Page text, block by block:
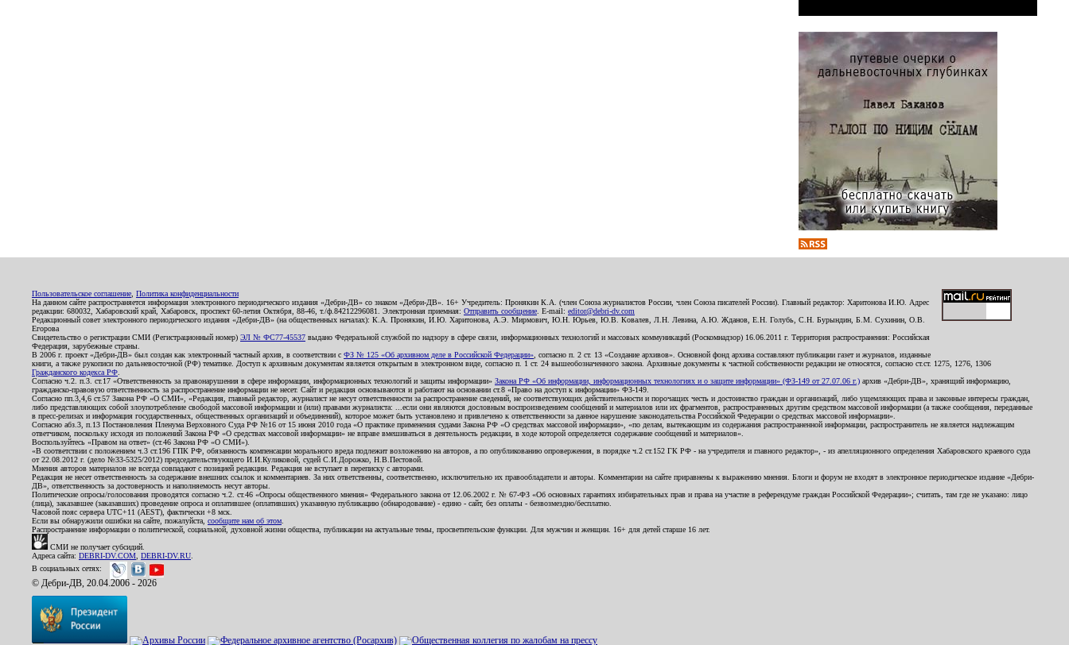
Пользовательское соглашение Политика конфиденциальности
На данном сайте распространяется информация электронного периодического издания «Дебри-ДВ» со знаком «Дебри-ДВ». 16+ Учредитель: Пронякин К.А. (член Союза журналистов России, член Союза писателей России). Главный редактор: Харитонова И.Ю. Адрес
редакции: 680032, Хабаровский край, Хабаровск, проспект 60-летия Октября, 88-46, т./ф.84212296081. Электронная приемная: Отправить сообщение . E-mail: editor@debri-dv.com
Редакционный совет электронного периодического издания «Дебри-ДВ» (на общественных началах): К.А. Пронякин, И.Ю. Харитонова, А.Э. Мирмович, Ю.Н. Юрьев, Ю.В. Ковалев, Л.Н. Левина, А.Ю. Жданов, Е.Н. Голубь, С.Н. Бурындин, Б.М. Сухинин, О.В.
Егорова
Свидетельство о регистрации СМИ (Регистрационный номер) ЭЛ № ФС77-45537 выдано Федеральной службой по надзору в сфере связи, информационных технологий и массовых коммуникаций (Роскомнадзор) 16.06.2011 г. Территория распространения: Российская
Федерация, зарубежные страны.
В 2006 г. проект «Дебри-ДВ» был создан как электронный частный архив, в соответствии с ФЗ № 125 «Об архивном деле в Российской Федерации» , согласно п. 2 ст. 13 «Создание архивов». Основной фонд архива составляют публикации газет и журналов, изданные
книги, а также рукописи по дальневосточной (РФ) тематике. Доступ к архивным документам является открытым в электронном виде, согласно п. 1 ст. 24 вышеобозначенного закона. Архивные документы к частной собственности редакции не относятся, согласно ст.ст. 1275, 1276, 1306
Гражданского кодекса РФ
Согласно ч.2. п.3. ст.17 «Ответственность за правонарушения в сфере информации, информационных технологий и защиты информации» Закона РФ «Об информации, информационных технологиях и о защите информации» (ФЗ-149 от 27.07.06 г.) архив «Дебри-ДВ», хранящий информацию,
гражданско-правовую ответственность за распространение информации не несет. Сайт и редакция основываются и работают на основании ст.8 «Право на доступ к информации» ФЗ-149.
Согласно пп.3,4,6 ст.57 Закона РФ «О СМИ», «Редакция, главный редактор, журналист не несут ответственности за распространение сведений, не соответствующих действительности и порочащих честь и достоинство граждан и организаций, либо ущемляющих права и законные интересы граждан,
либо представляющих собой злоупотребление свободой массовой информации и (или) правами журналиста: ...если они являются дословным воспроизведением сообщений и материалов или их фрагментов, распространенных другим средством массовой информации (а также сообщения, переданные
в пресс-релизах и информация государственных, общественных организаций и объединений), которое может быть установлено и привлечено к ответственности за данное нарушение законодательства Российской Федерации о средствах массовой информации».
Согласно абз.3, п.13 Постановления Пленума Верховного Суда РФ №16 от 15 июня 2010 года «О практике применения судами Закона РФ «О средствах массовой информации», «по делам, вытекающим из содержания распространенной информации, распространитель не является надлежащим
ответчиком, поскольку исходя из положений Закона РФ «О средствах массовой информации» не вправе вмешиваться в деятельность редакции, в ходе которой определяется содержание сообщений и материалов».
Воспользуйтесь «Правом на ответ» (ст.46 Закона РФ «О СМИ»).
«В соответствии с положением ч.3 ст.196 ГПК РФ, обязанность компенсации морального вреда подлежит возложению на авторов, а по опубликованию опровержения, в порядке ч.2 ст.152 ГК РФ - на учредителя и главного редактор», - из апелляционного определения Хабаровского краевого суда
от 22.08.2012 г. (дело №33-5325/2012) председательствующего И.И.Куликовой, судей С.И.Дорожко, Н.В.Пестовой.
Мнения авторов материалов не всегда совпадают с позицией редакции. Редакция не вступает в переписку с авторами.
Редакция не несет ответственность за содержание внешних ссылок и комментариев. За них ответственны, соответственно, исключительно их правообладатели и авторы. Комментарии на сайте приравнены к выражению мнения. Блоги и форум не входят в электронное периодическое издание «Дебри-
ДВ», ответственность за достоверность и наполняемость несут авторы.
Политические опросы/голосования проводятся согласно ч.2. ст.46 «Опросы общественного мнения» Федерального закона от 12.06.2002 г. № 67-ФЗ «Об основных гарантиях избирательных прав и права на участие в референдуме граждан Российской Федерации»; считать, там где не указано: лицо
(лица), заказавшее (заказавших) проведение опроса и оплатившее (оплативших) указанную публикацию (обнародование) - едино - сайт, без оплаты - безвозмездно/бесплатно.
Часовой пояс сервера UTC+11 (AEST), фактически +8 мск.
Если вы обнаружили ошибки на сайте, пожалуйста, сообщите нам об этом
Распространение информации о политической, социальной, духовной жизни общества, публикации на актуальные темы, просветительские функции. Для мужчин и женщин. 16+ для детей старше 16 лет.
СМИ не получает субсидий.
Адреса сайта: DEBRI-DV.COM DEBRI-DV.RU
В социальных сетях:
© Дебри-ДВ, 20.04.2006 - 2026